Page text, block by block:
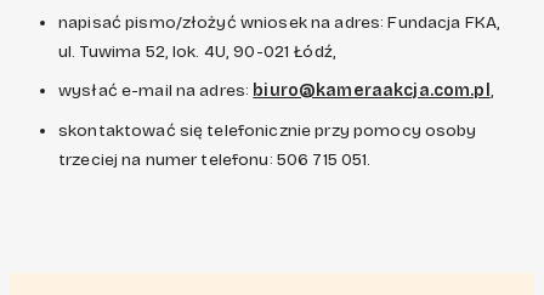
napisać pismo/złożyć wniosek na adres: Fundacja FKA,
ul. Tuwima 52, lok. 4U, 90-021 Łódź,
wysłać e-mail na adres: biuro@kameraakcja.com.pl,
skontaktować się telefonicznie przy pomocy osoby
trzeciej na numer telefonu: 506 715 051.